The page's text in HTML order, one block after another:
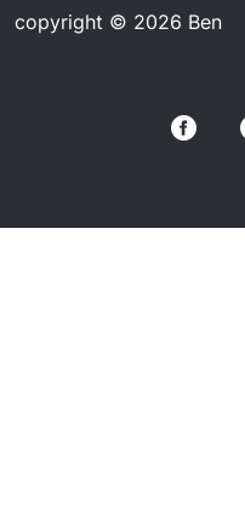
copyright © 2026 Ben